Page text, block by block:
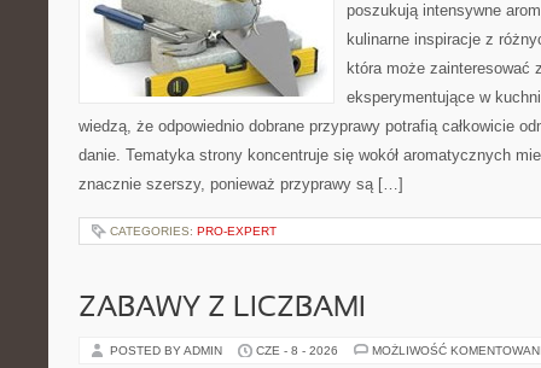
poszukują intensywne
kulinarne inspiracje z
która może zainteresować
eksperymentujące w
wiedzą, że odpowiednio dobrane przyprawy potrafią całkowicie
danie. Tematyka strony koncentruje się wokół aromatycznych
znacznie szerszy, ponieważ przyprawy są […]
CATEGORIES: PRO-EXPERT
ZABAWY Z LICZBAMI
POSTED BY ADMIN CZE - 8 - 2026 MOŻLIWOŚĆ